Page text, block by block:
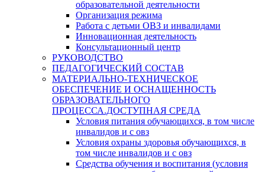
образовательной деятельности
Организация режима
Работа с детьми ОВЗ и инвалидами
Инновационная деятельность
Консультационный центр
РУКОВОДСТВО
ПЕДАГОГИЧЕСКИЙ СОСТАВ
МАТЕРИАЛЬНО-ТЕХНИЧЕСКОЕ
ОБЕСПЕЧЕНИЕ И ОСНАЩЕННОСТЬ
ОБРАЗОВАТЕЛЬНОГО
ПРОЦЕССА.ДОСТУПНАЯ СРЕДА
Условия питания обучающихся, в том числе
инвалидов и с овз
Условия охраны здоровья обучающихся, в
том числе инвалидов и с овз
Средства обучения и воспитания (условия